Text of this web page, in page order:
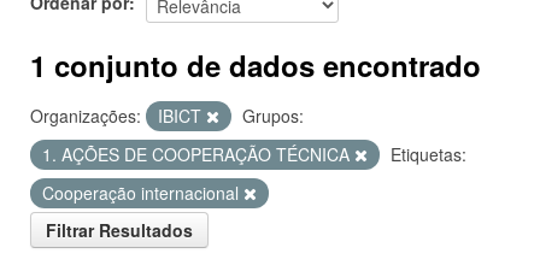
1 conjunto de dados encontrado
Organizações: IBICT
Grupos:
1. AÇÕES DE COOPERAÇÃO TÉCNICA
Etiquetas:
Cooperação internacional
Filtrar Resultados